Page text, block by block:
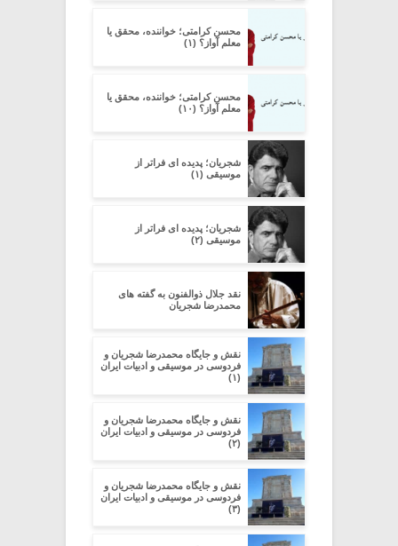
محسن کرامتی؛ خواننده، محقق یا
معلم آواز؟ (۱)
محسن کرامتی؛ خواننده، محقق یا
معلم آواز؟ (۱۰)
شجریان؛ پدیده ای فراتر از
موسیقی (۱)
شجریان؛ پدیده ای فراتر از
موسیقی (۲)
نقد جلال ذوالفنون به گفته های
محمدرضا شجریان
نقش و جایگاه محمدرضا شجریان و
فردوسی در موسیقی و ادبیات ایران
(۱)
نقش و جایگاه محمدرضا شجریان و
فردوسی در موسیقی و ادبیات ایران
(۲)
نقش و جایگاه محمدرضا شجریان و
فردوسی در موسیقی و ادبیات ایران
(۳)